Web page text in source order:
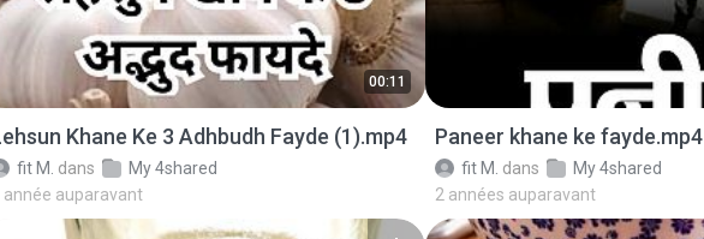
00:11
Khane Ke 3 Adhbudh Fayde (1).mp4
fit M. dans
My 4shared
année auparavant
Paneer khane ke fayde.mp4
fit M. dans
My 4shared
2 années auparavant